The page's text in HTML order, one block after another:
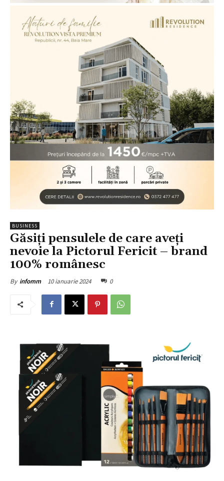
BUSINESS
Găsiți pensulele de care aveți
nevoie la Pictorul Fericit – brand
100% românesc
By infomm 10 ianuarie 2024 0